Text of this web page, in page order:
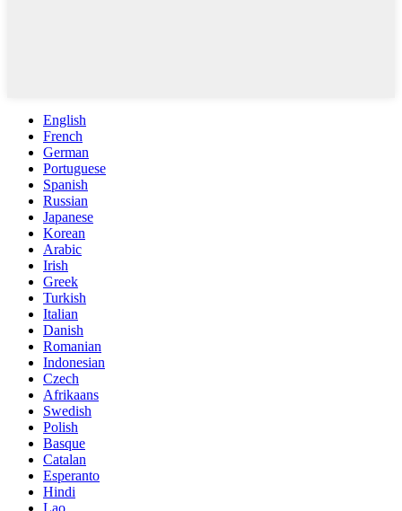
English
French
German
Portuguese
Spanish
Russian
Japanese
Korean
Arabic
Irish
Greek
Turkish
Italian
Danish
Romanian
Indonesian
Czech
Afrikaans
Swedish
Polish
Basque
Catalan
Esperanto
Hindi
Lao